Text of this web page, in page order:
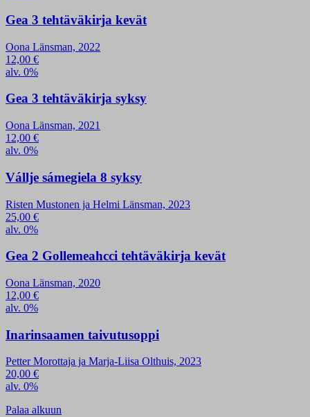
Gea 3 tehtäväkirja kevät
Oona Länsman, 2022
12,00 €
alv. 0%
Gea 3 tehtäväkirja syksy
Oona Länsman, 2021
12,00 €
alv. 0%
Vállje sámegiela 8 syksy
Risten Mustonen ja Helmi Länsman, 2023
25,00 €
alv. 0%
Gea 2 Gollemeahcci tehtäväkirja kevät
Oona Länsman, 2020
12,00 €
alv. 0%
Inarinsaamen taivutusoppi
Petter Morottaja ja Marja-Liisa Olthuis, 2023
20,00 €
alv. 0%
Palaa alkuun